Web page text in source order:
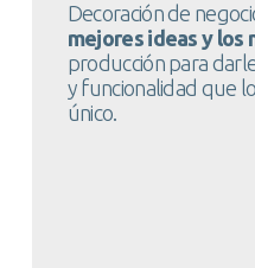
Decoración de
mejores ideas y los
producción para
y funcionalidad que
único.